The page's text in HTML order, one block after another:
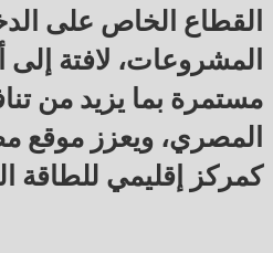
القطاع الخاص على
المشروعات، لافتة إلى
مستمرة بما يزيد من
المصري، ويعزز موقع
كمركز إقليمي للطاقة